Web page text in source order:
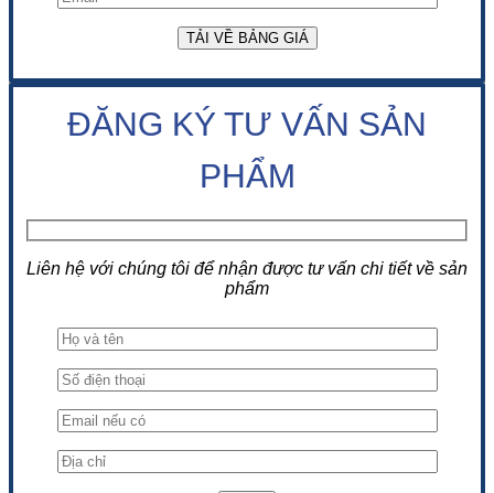
ĐĂNG KÝ TƯ VẤN SẢN
PHẨM
Liên hệ với chúng tôi để nhận được tư vấn chi tiết về sản
phẩm